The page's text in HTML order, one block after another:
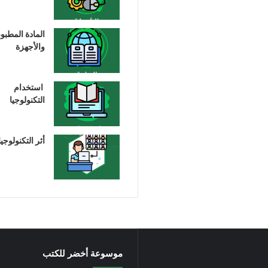
المادة
والأجهزة
استخدام
التكنولوجيا
أثر
موسوعة أخضر للكتب